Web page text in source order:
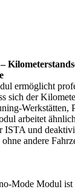
ermöglicht
sich der
Werkstätten,
arbeitet
ISTA und
andere
Mode Modul ist